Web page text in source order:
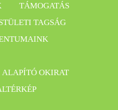
TÁMOGATÁS
TAGSÁG
ALAPÍTÓ OKIRAT